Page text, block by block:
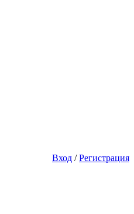
Вход /Регистрация